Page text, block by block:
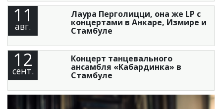
11
авг.
Лаура Перголицци, она же LP с
концертами в Анкаре, Измире и
Стамбуле
12
сент.
Концерт танцевального
ансамбля «Кабардинка» в
Стамбуле